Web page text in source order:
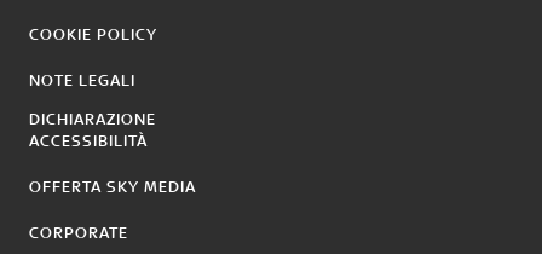
COOKIE POLICY
NOTE LEGALI
DICHIARAZIONE
ACCESSIBILITÀ
OFFERTA SKY MEDIA
CORPORATE